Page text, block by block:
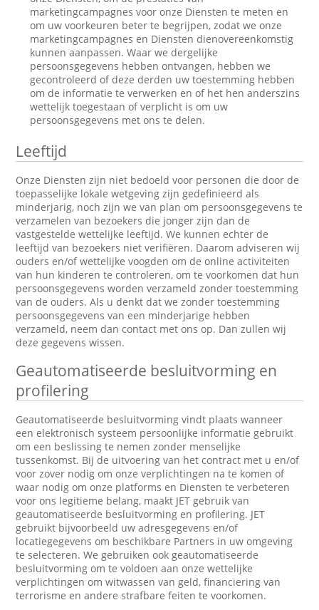
marketingcampagnes voor onze Diensten te meten en
om uw voorkeuren beter te begrijpen, zodat we onze
marketingcampagnes en Diensten dienovereenkomstig
kunnen aanpassen. Waar we dergelijke
persoonsgegevens hebben ontvangen, hebben we
gecontroleerd of deze derden uw toestemming hebben
om de informatie te verwerken en of het hen anderszins
wettelijk toegestaan of verplicht is om uw
persoonsgegevens met ons te delen.
Leeftijd
Onze Diensten zijn niet bedoeld voor personen die door de
toepasselijke lokale wetgeving zijn gedefinieerd als
minderjarig, noch zijn we van plan om persoonsgegevens te
verzamelen van bezoekers die jonger zijn dan de
vastgestelde wettelijke leeftijd. We kunnen echter de
leeftijd van bezoekers niet verifiëren. Daarom adviseren wij
ouders en/of wettelijke voogden om de online activiteiten
van hun kinderen te controleren, om te voorkomen dat hun
persoonsgegevens worden verzameld zonder toestemming
van de ouders. Als u denkt dat we zonder toestemming
persoonsgegevens van een minderjarige hebben
verzameld, neem dan contact met ons op. Dan zullen wij
deze gegevens wissen.
Geautomatiseerde besluitvorming en
profilering
Geautomatiseerde besluitvorming vindt plaats wanneer
een elektronisch systeem persoonlijke informatie gebruikt
om een beslissing te nemen zonder menselijke
tussenkomst. Bij de uitvoering van het contract met u en/of
voor zover nodig om onze verplichtingen na te komen of
waar nodig om onze platforms en Diensten te verbeteren
voor ons legitieme belang, maakt JET gebruik van
geautomatiseerde besluitvorming en profilering. JET
gebruikt bijvoorbeeld uw adresgegevens en/of
locatiegegevens om beschikbare Partners in uw omgeving
te selecteren. We gebruiken ook geautomatiseerde
besluitvorming om te voldoen aan onze wettelijke
verplichtingen om witwassen van geld, financiering van
terrorisme en andere strafbare feiten te voorkomen.